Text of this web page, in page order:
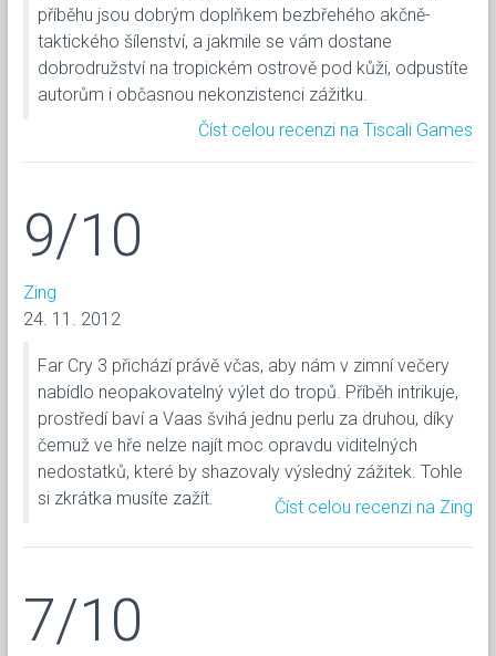
příběhu jsou dobrým doplňkem bezbřehého akčně-
taktického šílenství, a jakmile se vám dostane
dobrodružství na tropickém ostrově pod kůži, odpustíte
autorům i občasnou nekonzistenci zážitku.
Číst celou recenzi na Tiscali Games
9/10
Zing
24. 11. 2012
Far Cry 3 přichází právě včas, aby nám v zimní večery
nabídlo neopakovatelný výlet do tropů. Příběh intrikuje,
prostředí baví a Vaas švihá jednu perlu za druhou, díky
čemuž ve hře nelze najít moc opravdu viditelných
nedostatků, které by shazovaly výsledný zážitek. Tohle
si zkrátka musíte zažít.
Číst celou recenzi na Zing
7/10